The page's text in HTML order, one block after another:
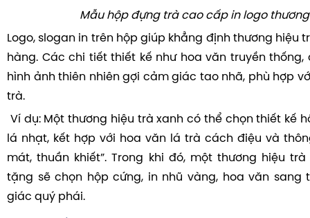
Mẫu hộp đựng trà cao cấp in logo
Logo, slogan in trên hộp giúp khẳng định thương hiệu
hàng. Các chi tiết thiết kế như hoa văn truyền thống,
hình ảnh thiên nhiên gợi cảm giác tao nhã, phù hợp
trà.
Ví dụ: Một thương hiệu trà xanh có thể chọn thiết kế
lá nhạt, kết hợp với hoa văn lá trà cách điệu và
mát, thuần khiết”. Trong khi đó, một thương hiệu
tặng sẽ chọn hộp cứng, in nhũ vàng, hoa văn sang
giác quý phái.